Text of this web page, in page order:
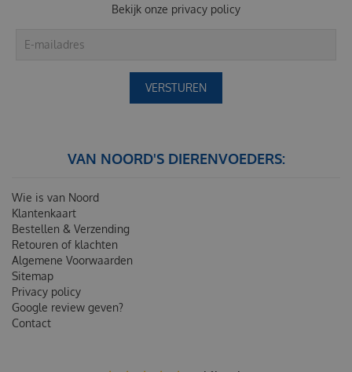
Bekijk onze privacy policy
VAN NOORD'S DIERENVOEDERS:
Wie is van Noord
Klantenkaart
Bestellen & Verzending
Retouren of klachten
Algemene Voorwaarden
Sitemap
Privacy policy
Google review geven?
Contact